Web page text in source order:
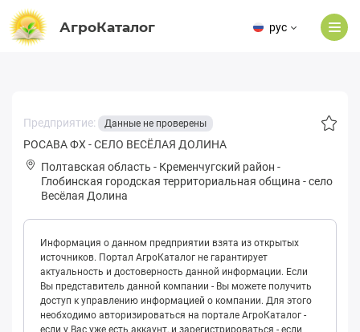
АгроКаталог рус
Предприятие: Данные не проверены
РОСАВА ФХ - СЕЛО ВЕСЁЛАЯ ДОЛИНА
Полтавская область - Кременчугский район -
Глoбинская городская территориальная община -село
Весёлая Долина
Информация о данном предприятии взята из открытых
источников. Портал АгроКаталог не гарантирует
актуальность и достоверность данной информации. Если
Вы представитель данной компании - Вы можете получить
доступ к управлению информацией о компании. Для этого
необходимо авторизироваться на портале АгроКаталог -
если у Вас уже есть аккаунт, и зарегистрироваться - если